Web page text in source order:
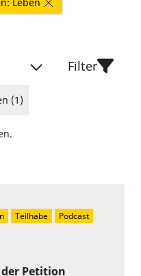
(1)
Filter
Petition
Teilhabe
Podcast